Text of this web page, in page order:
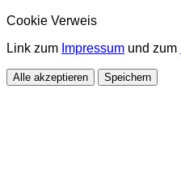
Cookie Verweis
Link zum Impressum und zum
Alle akzeptieren Speichern